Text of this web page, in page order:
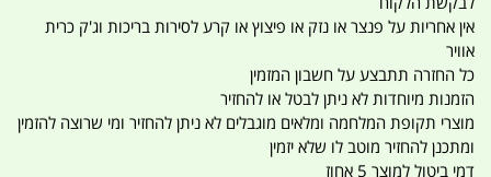
אין אחריות על פנצר או נזק או פיצוץ או קרע לסירות בריכות וג'ק כרית
אוויר
כל החזרה תתבצע על חשבון המזמין
הזמנות מיוחדות לא ניתן לבטל או להחזיר
מוצרי תקופת המלחמה ומלאים מוגבלים לא ניתן להחזיר ומי שרוצה להזמין
ומתכנן להחזיר מוטב לו שלא יזמין
דמי ביטול למוצר 5 אחוז